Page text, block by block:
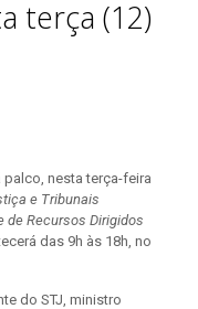
terça (12)
palco, nesta terça-feira
e Tribunais
de Recursos Dirigidos
das 9h às 18h, no
do STJ, ministro